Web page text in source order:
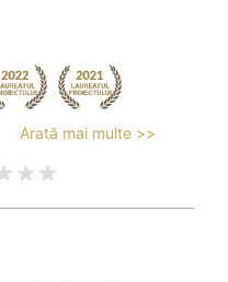
Arată mai multe >>